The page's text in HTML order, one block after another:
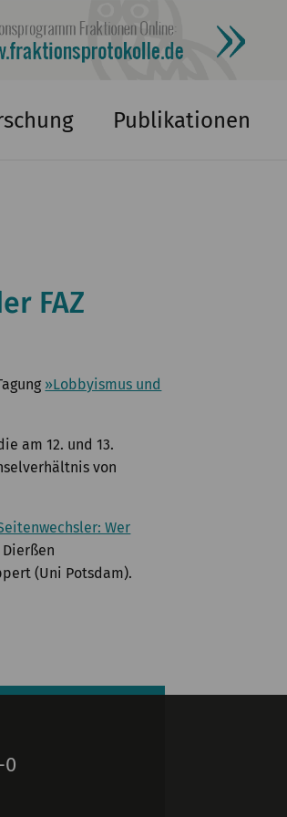
Publikationen
FAZ
»Lobbyismus und
am 12. und 13.
von
Wer
(Uni Potsdam).
0